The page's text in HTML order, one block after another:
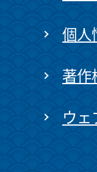
個人
著作
ウ